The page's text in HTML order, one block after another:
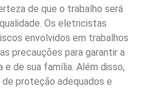
de que o trabalho será
Os eletricistas
envolvidos em trabalhos
precauções para garantir a
e de sua família. Além disso,
proteção adequados e